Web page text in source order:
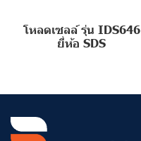
โหลดเซลล์ รุ่น IDS646
ยี่ห้อ SDS